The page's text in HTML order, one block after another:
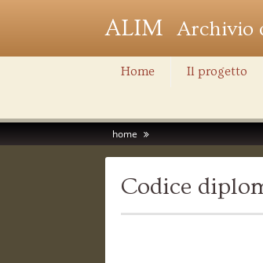
ALIM Archivio
Home Il progetto
home
Codice